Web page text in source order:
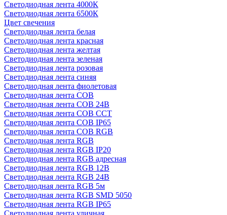
Светодиодная лента 4000К
Светодиодная лента 6500К
Цвет свечения
Светодиодная лента белая
Светодиодная лента красная
Светодиодная лента желтая
Светодиодная лента зеленая
Светодиодная лента розовая
Светодиодная лента синяя
Светодиодная лента фиолетовая
Светодиодная лента COB
Светодиодная лента COB 24В
Светодиодная лента COB CCT
Светодиодная лента COB IP65
Светодиодная лента COB RGB
Светодиодная лента RGB
Светодиодная лента RGB IP20
Светодиодная лента RGB адресная
Светодиодная лента RGB 12В
Светодиодная лента RGB 24В
Светодиодная лента RGB 5м
Светодиодная лента RGB SMD 5050
Светодиодная лента RGB IP65
Светодиодная лента уличная